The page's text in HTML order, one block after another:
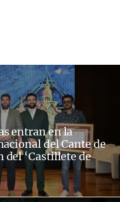
entran en la
del Cante de
del ‘Castillete de